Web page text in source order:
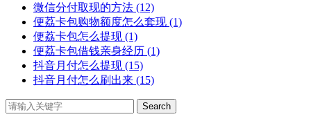
微信分付取现的方法 (12)
便荔卡包购物额度怎么套现 (1)
便荔卡包怎么提现 (1)
便荔卡包借钱亲身经历 (1)
抖音月付怎么提现 (15)
抖音月付怎么刷出来 (15)
Search